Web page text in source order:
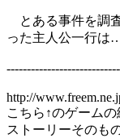
とある事件を調
った主人公一行は
http://
こちら↑のゲームの
ストーリーそのも